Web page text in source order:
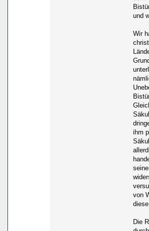
und
Wir
ihm
von
Die